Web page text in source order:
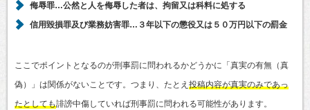
侮辱罪…公然と人を侮辱した者は、拘留又は科料に処する
信用毀損罪及び業務妨害罪…３年以下の懲役又は５０万円以下の罰金
ここでポイントとなるのが刑事罰に問われるかどうかに「真実の有無（真
偽）」は関係がないことです。つまり、たとえ 投稿内容が真実のみであっ
たとしても誹謗中傷していれば刑事罰に問われる可能性があります。